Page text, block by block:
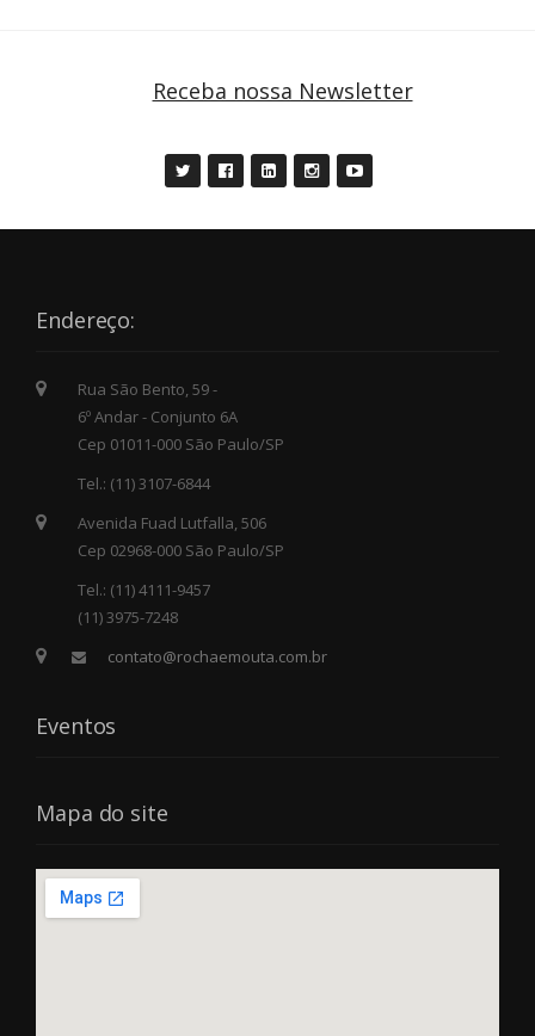
Receba nossa Newsletter
Endereço:
Rua São Bento, 59 -
6º Andar - Conjunto 6A
Cep 01011-000 São Paulo/SP
Tel.: (11) 3107-6844
Avenida Fuad Lutfalla, 506
Cep 02968-000 São Paulo/SP
Tel.: (11) 4111-9457
(11) 3975-7248
contato@rochaemouta.com.br
Eventos
Mapa do site